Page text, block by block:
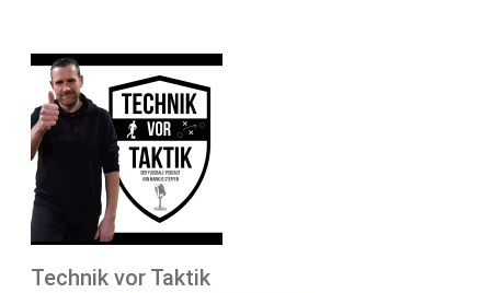
Technik vor Taktik